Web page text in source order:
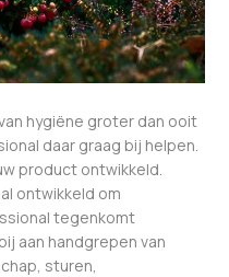
hygiëne groter dan ooit
daar graag bij helpen.
product ontwikkeld.
ontwikkeld om
tegenkomt
aan handgrepen van
sturen,